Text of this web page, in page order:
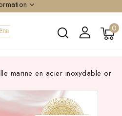
0
marine en acier inoxydable or